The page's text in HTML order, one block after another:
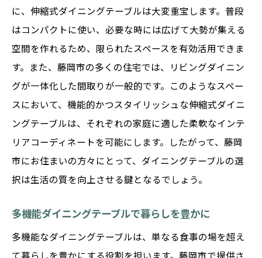
に、伸縮式ダイニングテーブルは大変重宝します。普段
はコンパクトに使い、必要な時には広げて大勢が集える
空間を作れるため、限られたスペースを有効活用できま
す。また、藤岡市の多くの住宅では、リビングダイニン
グが一体化した間取りが一般的です。このようなスペー
スにおいて、機能的かつスタイリッシュな伸縮式ダイニ
ングテーブルは、それぞれの家庭に適した柔軟なインテ
リアコーディネートを可能にします。したがって、藤岡
市にお住まいの方々にとって、ダイニングテーブルの選
択は生活の質を向上させる鍵となるでしょう。
多機能ダイニングテーブルで暮らしを豊かに
多機能なダイニングテーブルは、単なる食事の場を超え
て暮らしを豊かにする役割を担います。藤岡市で提供さ